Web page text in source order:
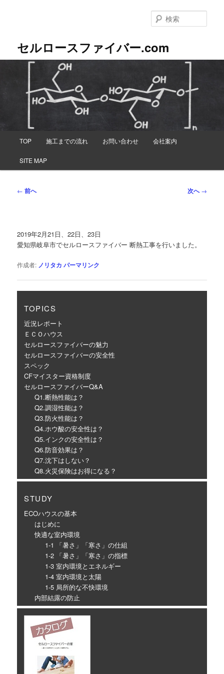
テ
へ
セルロースファイバー.com
索
メ
TOP 施工までの流れ お問い合わせ 会社案内
SITE MAP
投
ゲ
ー
ョ
← 前へ 次へ→
2019年2月21日、22日、23日
愛知県岐阜市でセルロースファイバー 断熱工事を行いました。
作成者: ノリタカ パーマリンク
TOPICS
近況レポート
ＥＣＯハウス
セルロースファイバーの魅力
セルロースファイバーの安全性
スペック
CFマイスター資格制度
セルロースファイバーQ&A
Q1.断熱性能は？
Q2.調湿性能は？
Q3.防火性能は？
Q4.ホウ酸の安全性は？
Q5.インクの安全性は？
Q6.防音効果は？
Q7.沈下はしない？
Q8.火災保険はお得になる？
STUDY
ECOハウスの基本
はじめに
快適な室内環境
1-1 「暑さ」「寒さ」の仕組
1-2 「暑さ」「寒さ」の指標
1-3 室内環境とエネルギー
1-4 室内環境と太陽
1-5 局所的な不快環境
内部結露の防止